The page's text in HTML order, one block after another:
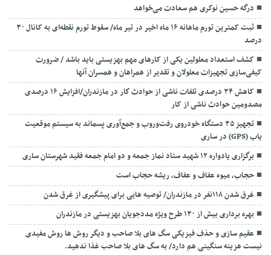
درگه حسین نوکری هم سعادت می‌خواهد
ثبت کمترین تورم ماهانه ۱۶ ماه اخیر در تیر ماه/ سقوط تورم نقطه‌ای به کانال ۳۰
درصد
کشف استعداد معلولین یکی از کارهای مهم بهزیستی باید باشد / ضرورت
کیفی‌سازی تجهیزات معلولان و تقدیر از همراهان و همسران آنها
کاهش ۳۴ درصدی تلفات ناشی از حوادث كار در مازندران/افزایش ۱۶ درصدی
مصدومین حوادث ناشی از کار
تجهیز ۳۵ دستگاه خودروی رفت‌وروب و جمع‌آوری پسماند به سیستم موقعیت
یاب (GPS) در ساری
برگزاری یادواره ۱۲ شهید ستاد نماز جمعه و دو امام جمعه فقید شهرستان ساری
حجاب، میوه عفاف و عفاف، ریشه حجاب است
غرق شدن ۱۱۸نفر در مازندران/ توصيه هايی برای پيشگيری از غرق شدن
بهره برداری بیش از ۱۳۰ طرح ویژه مددجویان بهزیستی در مازندران
عقیم سازی و حذف فیزیکی سگ های بلا صاحب و دیگر روش ها روش مفیدی
نیست هزینه سنگینی هم دارد/ به سگ های بلا صاحب غذا ندهید.